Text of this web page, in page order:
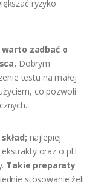
ryzyko
zadbać o
Dobrym
testu na małej
co pozwoli
najlepiej
oraz o pH
Takie preparaty
stosowanie żeli